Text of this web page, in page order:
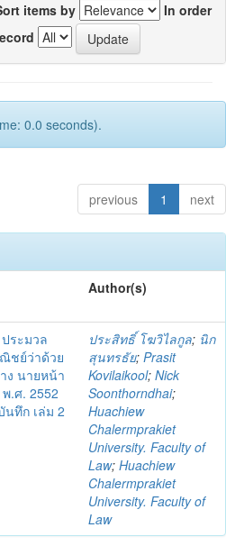
items by
In order
0.0 seconds).
previous 1 next
Author(s)
ระมวล
ชย์ว่าด้วย
ง นายหน้า
.ศ. 2552
ทึก เล่ม 2
ประสิทธิ์ โฆวิไลกูล; นิก
สุนทรธัย; Prasit
Kovilaikool; Nick
Soonthorndhai;
Huachiew
Chalermprakiet
University. Faculty of
Law; Huachiew
Chalermprakiet
University. Faculty of
Law